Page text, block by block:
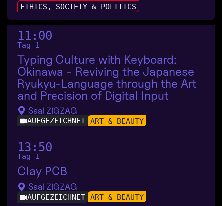
ETHICS, SOCIETY & POLITICS
11:00
Tag 1
Typing Culture with Keyboard:
Okinawa - Reviving the Japanese
Ryukyu-Language through the Art
and Precision of Digital Input
Saal ZIGZAG
AUFGEZEICHNET ART & BEAUTY
13:50
Tag 1
Clay PCB
Saal ZIGZAG
AUFGEZEICHNET ART & BEAUTY